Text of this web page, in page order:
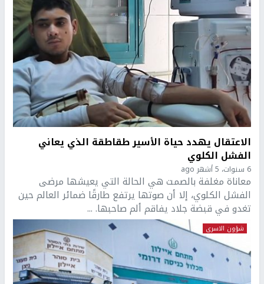
الاعتقال يهدد حياة الأسير طقاطقة الذي يعاني
الفشل الكلوي
6 سنوات، 5 أشهر ago
معاناة مغلفة بالصمت هي الحالة التي يعيشها مرضى
الفشل الكلوي، إلا أن صوتها يرتفع طارقًا ضمائر العالم حين
تغدو في قبضة جلاد يفاقم ألم صاحبها. ...
شؤون الاسرى